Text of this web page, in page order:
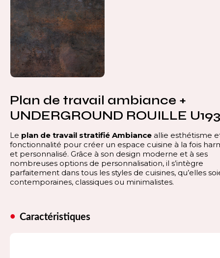
Plan de travail ambiance +
UNDERGROUND ROUILLE U193
Le plan de travail stratifié Ambiance allie esthétisme
fonctionnalité pour créer un espace cuisine à la fois
et personnalisé. Grâce à son design moderne et à ses
nombreuses options de personnalisation, il s’intègre
parfaitement dans tous les styles de cuisines, qu’elles
contemporaines, classiques ou minimalistes.
Caractéristiques